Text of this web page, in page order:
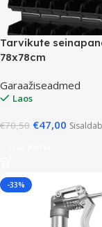
Tarvikute
78x78cm
Garaažiseadmed
Laos
€70,50 €47,00
-33%